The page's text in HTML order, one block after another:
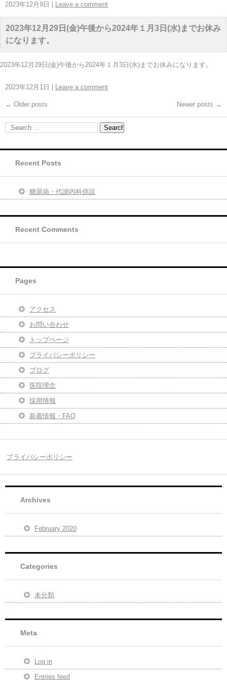
2023年12月9日 Leave a comment
2023年12月29日(金)午後から2024年１月3日(水)までお休み
になります。
2023年12月29日(金)午後から2024年１月3日(水)までお休みになります。
2023年12月1日 Leave a comment
← Older posts Newer posts →
Recent Posts
糖尿病・代謝内科併設
Recent Comments
Pages
アクセス
お問い合わせ
トップページ
プライバシーポリシー
ブログ
医院理念
採用情報
新着情報・FAQ
プライバシーポリシー
Archives
February 2020
Categories
未分類
Meta
Log in
Entries feed